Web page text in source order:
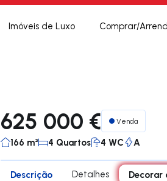
Imóveis de Luxo Comprar/
625 000 € Venda
166 m² 4 Quartos 4 WC A
Descrição Detalhes Decorar